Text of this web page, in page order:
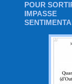
POUR
IMPASSE